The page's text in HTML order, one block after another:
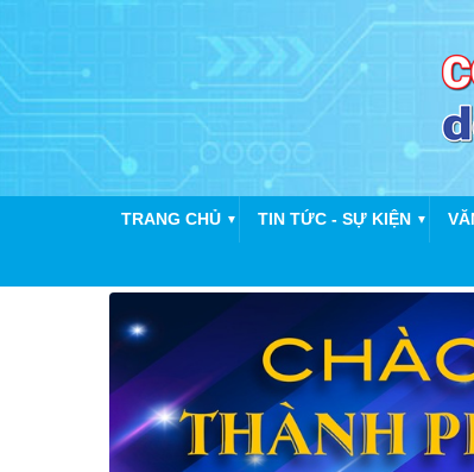
TRANG CHỦ ▼ TIN TỨC - SỰ KIỆN ▼